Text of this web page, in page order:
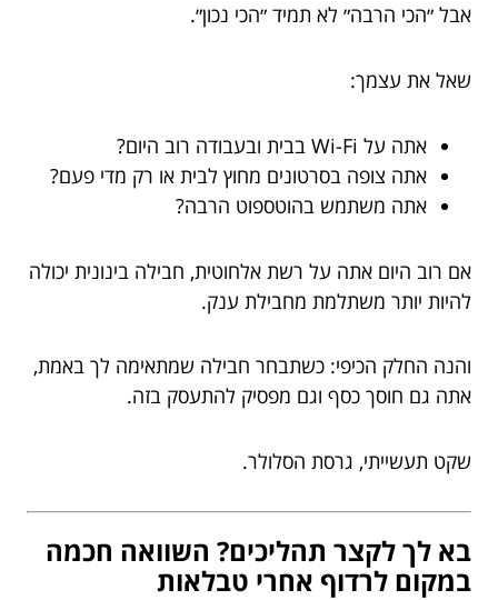
אבל ״הכי הרבה״ לא תמיד ״הכי נכון״.
שאל את עצמך:
אתה על Wi-Fi בבית ובעבודה רוב היום?
אתה צופה בסרטונים מחוץ לבית או רק מדי פעם?
אתה משתמש בהוטספוט הרבה?
אם רוב היום אתה על רשת אלחוטית, חבילה בינונית יכולה
להיות יותר משתלמת מחבילת ענק.
והנה החלק הכיפי: כשתבחר חבילה שמתאימה לך באמת,
אתה גם חוסך כסף וגם מפסיק להתעסק בזה.
שקט תעשייתי, גרסת הסלולר.
בא לך לקצר תהליכים? השוואה חכמה
במקום לרדוף אחרי טבלאות